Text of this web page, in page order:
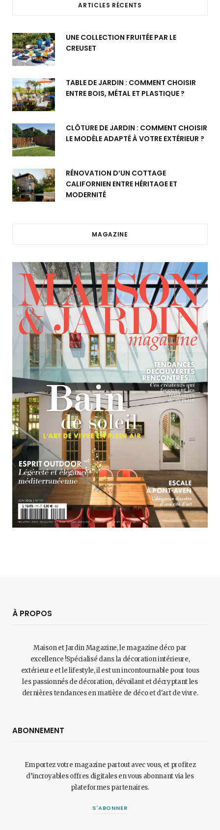
ARTICLES RÉCENTS
UNE COLLECTION FRUITÉE PAR LE
CREUSET
TABLE DE JARDIN : COMMENT CHOISIR
ENTRE BOIS, MÉTAL ET PLASTIQUE ?
CLÔTURE DE JARDIN : COMMENT CHOISIR
LE MODÈLE ADAPTÉ À VOTRE EXTÉRIEUR ?
RÉNOVATION D’UN COTTAGE
CALIFORNIEN ENTRE HÉRITAGE ET
MODERNITÉ
MAGAZINE
À PROPOS
Maison et Jardin Magazine, le magazine déco par
excellence !Spécialisé dans la décoration intérieure,
extérieure et le lifestyle, il est un incontournable pour tous
les passionnés de décoration, dévoilant et décryptant les
dernières tendances en matière de déco et d'art de vivre.
ABONNEMENT
Emportez votre magazine partout avec vous, et profitez
d’incroyables offres digitales en vous abonnant via les
plateformes partenaires.
S'ABONNER